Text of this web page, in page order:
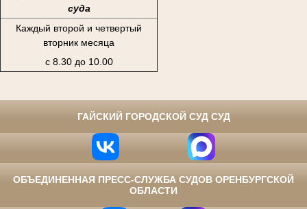
суда
Каждый второй и четвертый
вторник месяца
с 8.30 до 10.00
ГАЙСКИЙ ГОРОДСКОЙ СУД СУД
ОБЪЕДИНЕННАЯ ПРЕСС-СЛУЖБА СУДОВ ОРЕНБУРГСКОЙ
ОБЛАСТИ